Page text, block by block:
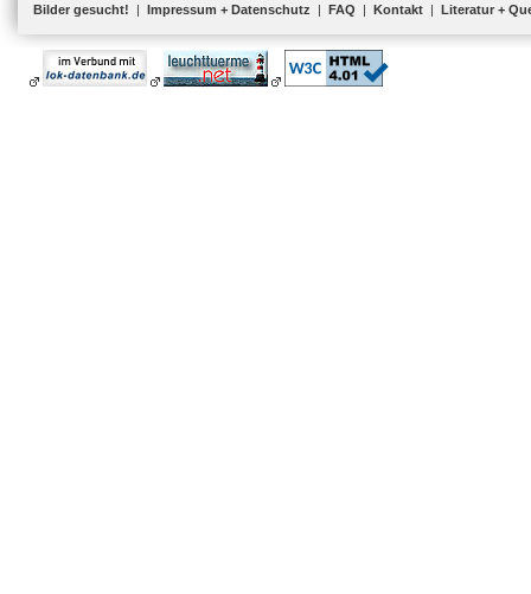
Bilder gesucht! | Impressum + Datenschutz | FAQ | Kontakt | Literatur +